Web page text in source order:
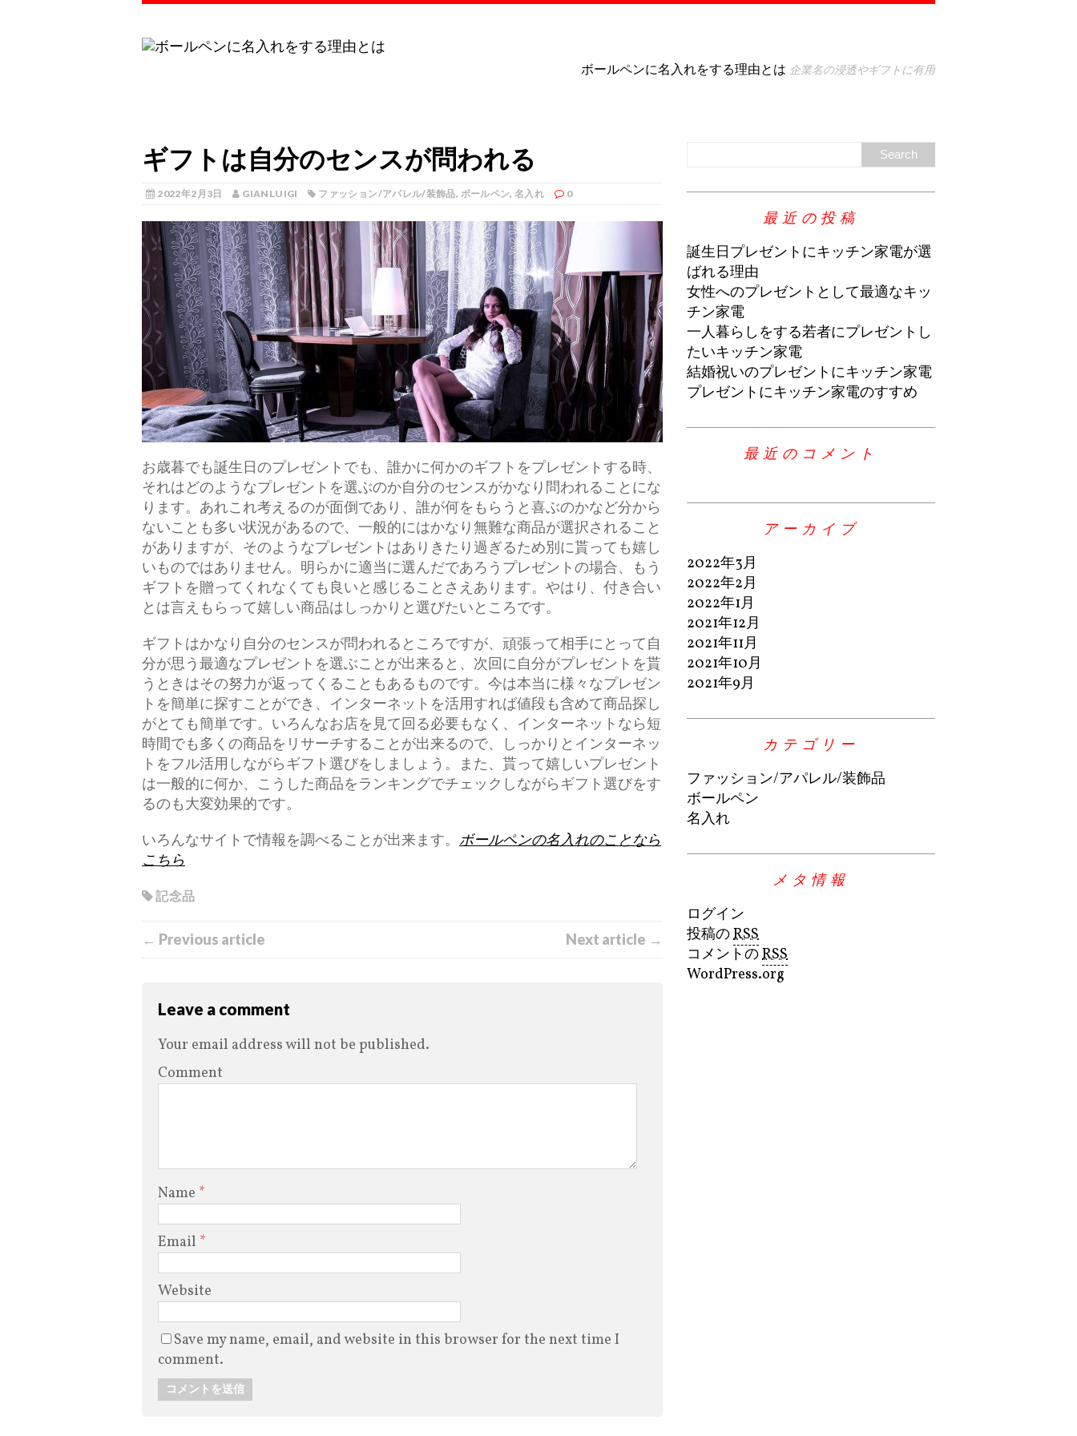
ボールペンに名入れをする理由とは 企業名の浸透やギフトに有用
ギフトは自分のセンスが問われる
2022年2月3日 GIANLUIGI ファッション/アパレル/装飾品, ボールペン,名入れ 0
お歳暮でも誕生日のプレゼントでも、誰かに何かのギフトをプレゼントする時、
それはどのようなプレゼントを選ぶのか自分のセンスがかなり問われることにな
ります。 あれこれ考えるのが面倒であり、誰が何をもらうと喜ぶのかなど分から
ないことも多い状況があるので、一般的にはかなり無難な商品が選択されること
がありますが、そのようなプレゼントはありきたり過ぎるため別に貰っても嬉し
いものではありません。明らかに適当に選んだであろうプレゼントの場合、もう
ギフトを贈ってくれなくても良いと感じることさえあります。やはり、付き合い
とは言えもらって嬉しい商品はしっかりと選びたいところです。
ギフトはかなり自分のセンスが問われるところですが、頑張って相手にとって自
分が思う最適なプレゼントを選ぶことが出来ると、次回に自分がプレゼントを貰
うときはその努力が返ってくることもあるものです。今は本当に様々なプレゼン
トを簡単に探すことができ、インターネットを活用すれば値段も含めて商品探し
がとても簡単です。いろんなお店を見て回る必要もなく、インターネットなら短
時間でも多くの商品をリサーチすることが出来るので、しっかりとインターネッ
トをフル活用しながらギフト選びをしましょう。また、貰って嬉しいプレゼント
は一般的に何か、こうした商品をランキングでチェックしながらギフト選びをす
るのも大変効果的です。
いろんなサイトで情報を調べることが出来ます。 ボールペンの名入れのことなら
こちら
記念品
← Previous article Next article →
Leave a comment
Your email address will not be published.
Comment
Name *
Email *
Website
Save my name, email, and website in this browser for the next time I
comment.
最近の投稿
誕生日プレゼントにキッチン家電が選
ばれる理由
女性へのプレゼントとして最適なキッ
チン家電
一人暮らしをする若者にプレゼントし
たいキッチン家電
結婚祝いのプレゼントにキッチン家電
プレゼントにキッチン家電のすすめ
最近のコメント
アーカイブ
2022年3月
2022年2月
2022年1月
2021年12月
2021年11月
2021年10月
2021年9月
カテゴリー
ファッション/アパレル/装飾品
ボールペン
名入れ
メタ情報
ログイン
投稿のRSS
コメントのRSS
WordPress.org